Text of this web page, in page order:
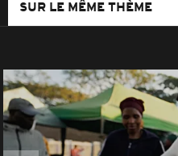
SUR LE MÊME THÈME